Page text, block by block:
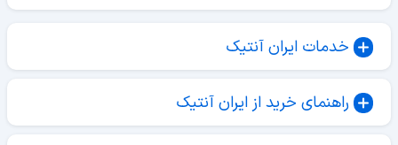
خدمات ایران آنتیک
راهنمای خرید از ایران آنتیک